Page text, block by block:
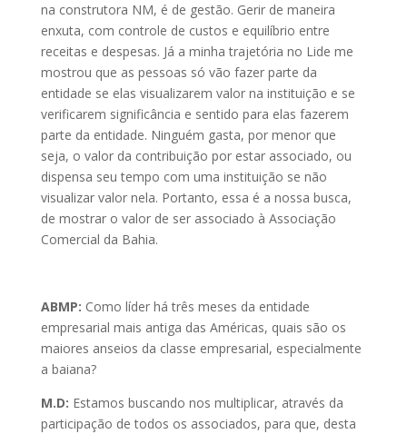
na construtora NM, é de gestão. Gerir de maneira
enxuta, com controle de custos e equilíbrio entre
receitas e despesas. Já a minha trajetória no Lide me
mostrou que as pessoas só vão fazer parte da
entidade se elas visualizarem valor na instituição e se
verificarem significância e sentido para elas fazerem
parte da entidade. Ninguém gasta, por menor que
seja, o valor da contribuição por estar associado, ou
dispensa seu tempo com uma instituição se não
visualizar valor nela. Portanto, essa é a nossa busca,
de mostrar o valor de ser associado à Associação
Comercial da Bahia.
ABMP: Como líder há três meses da entidade
empresarial mais antiga das Américas, quais são os
maiores anseios da classe empresarial, especialmente
a baiana?
M.D: Estamos buscando nos multiplicar, através da
participação de todos os associados, para que, desta